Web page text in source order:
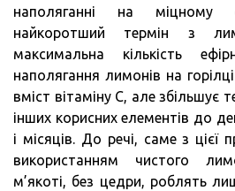
наполяганні на міцному
найкоротший термін з
максимальна кількість
наполягання лимонів на
вміст вітаміну C, але збільшує
інших корисних елементів до
і місяців. До речі, саме з цієї
використанням чистого
м’якоті, без цедри, роблять